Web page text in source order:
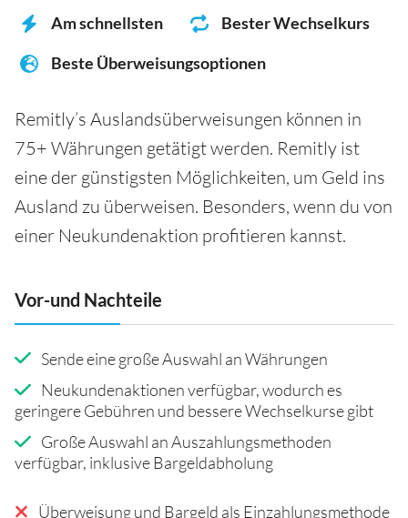
Am schnellsten
Bester Wechselkurs
Beste Überweisungsoptionen
Remitly’s Auslandsüberweisungen können in
75+ Währungen getätigt werden. Remitly ist
eine der günstigsten Möglichkeiten, um Geld ins
Ausland zu überweisen. Besonders, wenn du von
einer Neukundenaktion profitieren kannst.
Vor-und Nachteile
Sende eine große Auswahl an Währungen
Neukundenaktionen verfügbar, wodurch es
geringere Gebühren und bessere Wechselkurse gibt
Große Auswahl an Auszahlungsmethoden
verfügbar, inklusive Bargeldabholung
Überweisung und Bargeld als Einzahlungsmethode